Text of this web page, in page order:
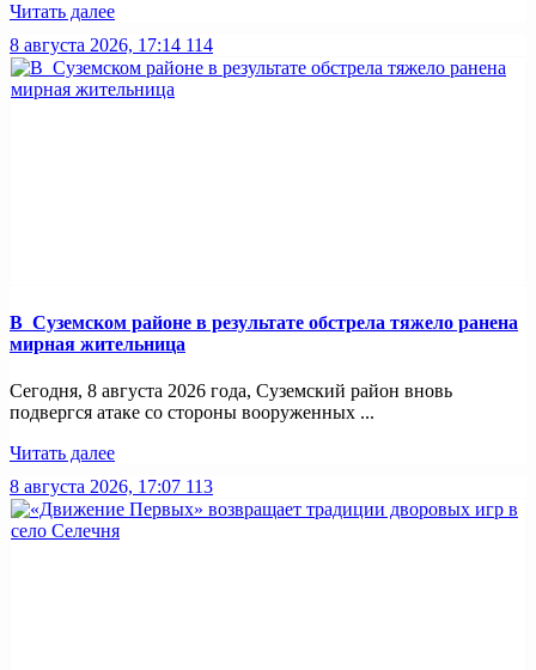
Читать далее
8 августа 2026, 17:14 114
В Суземском районе в результате обстрела тяжело ранена
мирная жительница
Сегодня, 8 августа 2026 года, Суземский район вновь
подвергся атаке со стороны вооруженных ...
Читать далее
8 августа 2026, 17:07 113